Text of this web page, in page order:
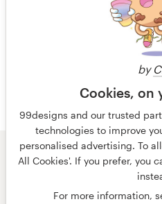
by
Cookies, on
99designs and our trusted
technologies to improve
personalised advertising. To
All Cookies'. If you prefer, you
For more information,
© 99designs
Términos y condiciones